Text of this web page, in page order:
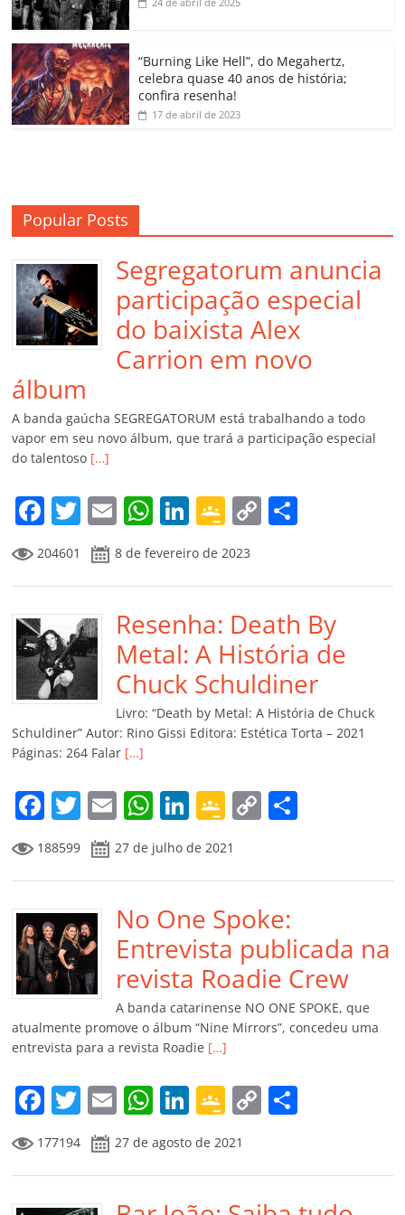
o
m
“Burning Like Hell”, do Megahertz,
celebra quase 40 anos de história;
confira resenha!
17 de abril de 2023
Popular Posts
Segregatorum anuncia
participação especial
do baixista Alex
Carrion em novo
álbum
A banda gaúcha SEGREGATORUM está trabalhando a todo
vapor em seu novo álbum, que trará a participação especial
do talentoso […]
F
a
c
e
b
o
o
k
T
w
itt
er
E
m
ai
l
W
at
s
A
p
p
Li
k
e
dI
n
G
o
o
gl
e
Cl
a
ss
ro
m
C
y
Li
n
k
p
ar
til
h
ar
204601 8 de fevereiro de 2023
Resenha: Death By
Metal: A História de
Chuck Schuldiner
Livro: “Death by Metal: A História de Chuck
Schuldiner” Autor: Rino Gissi Editora: Estética Torta – 2021
Páginas: 264 Falar […]
F
a
c
e
b
o
o
k
T
w
itt
er
E
m
ai
l
W
h
at
s
A
p
p
Li
n
k
e
dI
n
G
o
o
gl
e
Cl
a
ss
ro
o
m
C
y
Li
n
k
p
til
h
ar
188599 27 de julho de 2021
No One Spoke:
Entrevista publicada na
revista Roadie Crew
A banda catarinense NO ONE SPOKE, que
atualmente promove o álbum “Nine Mirrors”, concedeu uma
entrevista para a revista Roadie […]
F
a
c
e
T
w
itt
er
E
m
ai
l
W
at
s
Li
n
k
e
G
o
o
gl
C
y p
177194 27 de agosto de 2021